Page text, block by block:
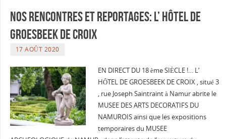
Nos Rencontres et Reportages: L’ HÔTEL DE
GROESBEEK DE CROIX
17 AOÛT 2020
EN DIRECT DU 18 ème SIÈCLE !… L’
HÔTEL DE GROESBEEK DE CROIX , situé 3
, rue Joseph Saintraint à Namur abrite le
MUSEE DES ARTS DECORATIFS DU
NAMUROIS ainsi que les expositions
temporaires du MUSEE